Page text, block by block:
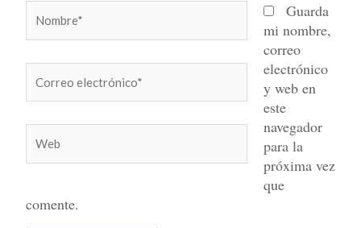
electrónico*
Guarda
mi nombre,
correo
electrónico
y web en
este
navegador
para la
próxima vez
que
comente.